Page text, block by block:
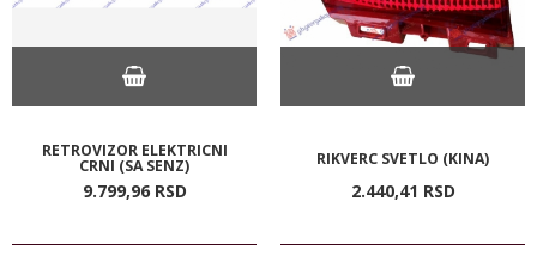
RETROVIZOR ELEKTRICNI
CRNI (SA SENZ)
9.799,96 RSD
RIKVERC SVETLO (KINA)
2.440,41 RSD